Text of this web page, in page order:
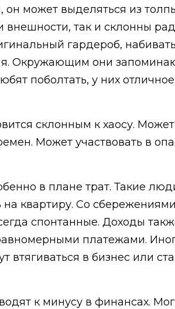
он может выделяться из
так и склонны
гардероб,
Окружающим они
поболтать, у них
склонным к хаосу.
Может участвовать в
в плане трат. Такие
квартиру. Со
спонтанные. Доходы
платежами.
в бизнес или
к минусу в финансах.